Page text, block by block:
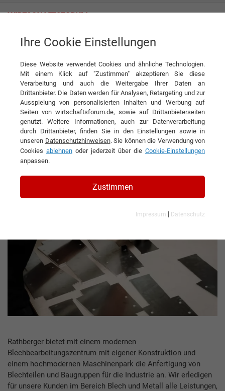
Rathberger GmbH
Produkt Rathberger GmbH
DIESEN ARTIKEL EMPFEHLEN
Blechteile und Baugruppen aus
Metall für die Industrie
Rathberger bietet mit einem modernen
Blechbearbeitungszentrum mit eigener Konstruktion und
einem hochmodernen Maschinenpark die Anfertigung von
Blechteilen und Baugruppen für die Industrie an. Wir erledigen
für unsere Kunden im Bereich Blech und Metall alle Leistungen,
Ihre Cookie Einstellungen
Diese Website verwendet Cookies und ähnliche Technologien.
Mit einem Klick auf "Zustimmen" akzeptieren Sie diese
Verarbeitung und auch die Weitergabe Ihrer Daten an
Drittanbieter. Die Daten werden für Analysen, Retargeting und zur
Ausspielung von personalisierten Inhalten und Werbung auf
Seiten von wirtschaftsforum.de, sowie auf Drittanbieterseiten
genutzt. Weitere Informationen, auch zur Datenverarbeitung
durch Drittanbieter, finden Sie in den Einstellungen sowie in
unseren Datenschutzhinweisen. Sie können die Verwendung von
Cookies ablehnen oder jederzeit über die Cookie-Einstellungen
anpassen.
Zustimmen
Impressum | Datenschutz